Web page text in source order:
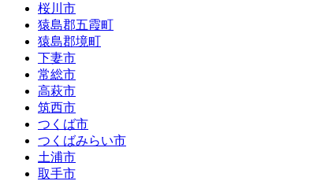
桜川市
猿島郡五霞町
猿島郡境町
下妻市
常総市
高萩市
筑西市
つくば市
つくばみらい市
土浦市
取手市